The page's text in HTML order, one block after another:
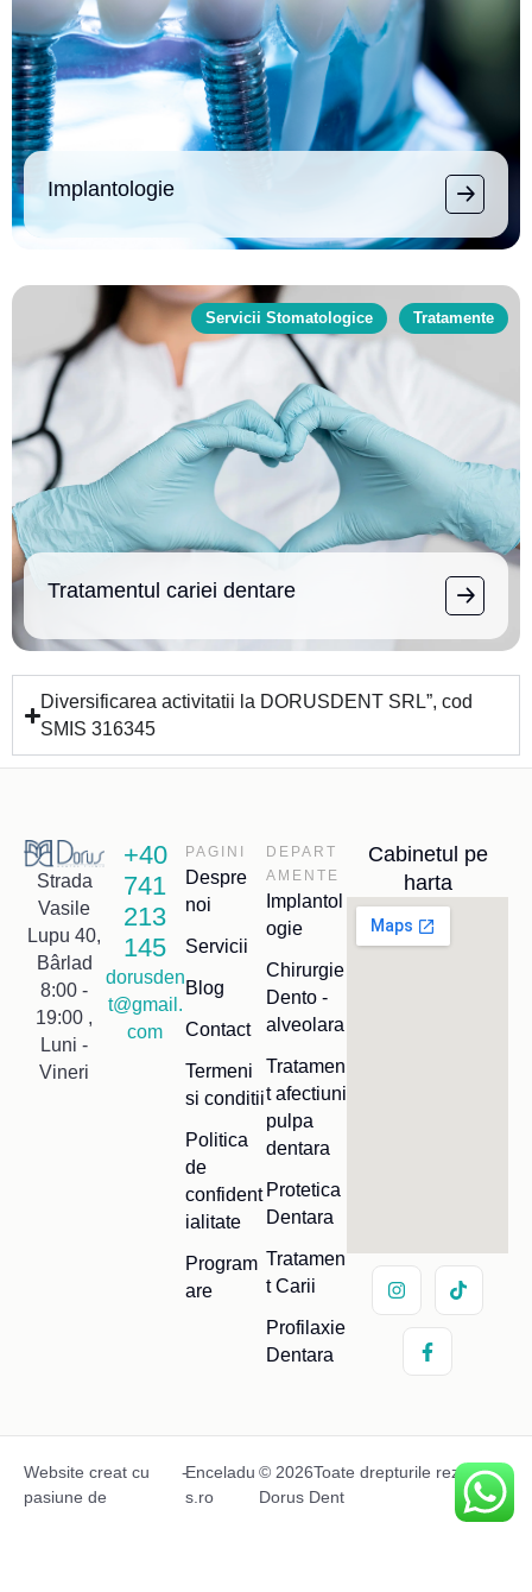
Implantologie
Servicii Stomatologice Tratamente
Tratamentul cariei dentare
Diversificarea activitatii la DORUSDENT SRL”, cod
SMIS 316345
Strada
Vasile
Lupu 40,
Bârlad
8:00 -
19:00 ,
Luni -
Vineri
+40
741
213
145
dorusden
t@gmail.
com
PAGINI
Despre
noi
Servicii
Blog
Contact
Termeni
si conditii
Politica
de
confident
ialitate
Program
are
DEPART
AMENTE
Implantol
ogie
Chirurgie
Dento -
alveolara
Tratamen
t afectiuni
pulpa
dentara
Protetica
Dentara
Tratamen
t Carii
Profilaxie
Dentara
Cabinetul pe
harta
Website creat cu
pasiune de
-Enceladu
s.ro
© 2026Toate drepturile rezervate
Dorus Dent